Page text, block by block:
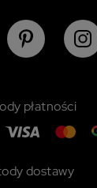
płatności
dostawy